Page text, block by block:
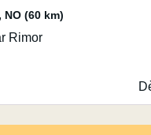
, NO (60 km)
Rimor